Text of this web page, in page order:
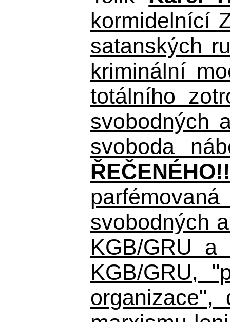
kormidelnící
satanských
kriminální
totálního
svobodných
svoboda
svobodných
KGB/GRU
KGB/GRU,
organizace",